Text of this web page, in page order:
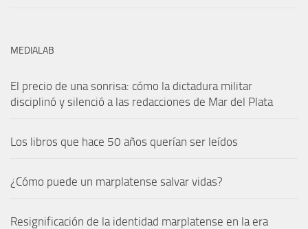
MEDIALAB
El precio de una sonrisa: cómo la dictadura militar
disciplinó y silenció a las redacciones de Mar del Plata
Los libros que hace 50 años querían ser leídos
¿Cómo puede un marplatense salvar vidas?
Resignificación de la identidad marplatense en la era